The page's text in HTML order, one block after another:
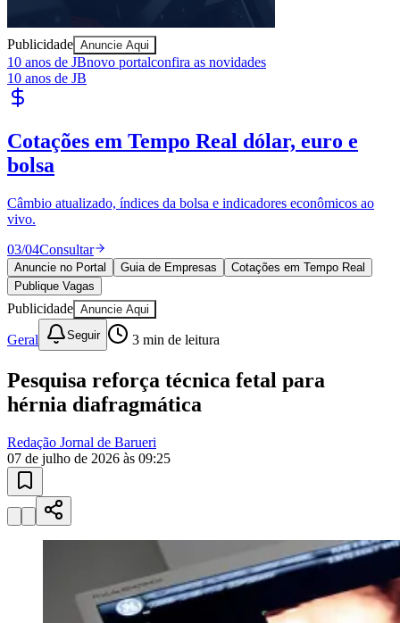
Ceará
Publicidade Anuncie Aqui
10 anos de JBnovo portalconfira as novidades
10 anos de JB
Cotações em Tempo Real dólar, euro e
bolsa
Câmbio atualizado, índices da bolsa e indicadores econômicos ao
vivo.
03/04Consultar
Anuncie no Portal Guia de Empresas
Cotações em Tempo Real
Publique Vagas
Publicidade Anuncie Aqui
Geral Seguir 3 min de leitura
Pesquisa reforça técnica fetal para
hérnia diafragmática
Redação Jornal de Barueri
07 de julho de 2026 às 09:25